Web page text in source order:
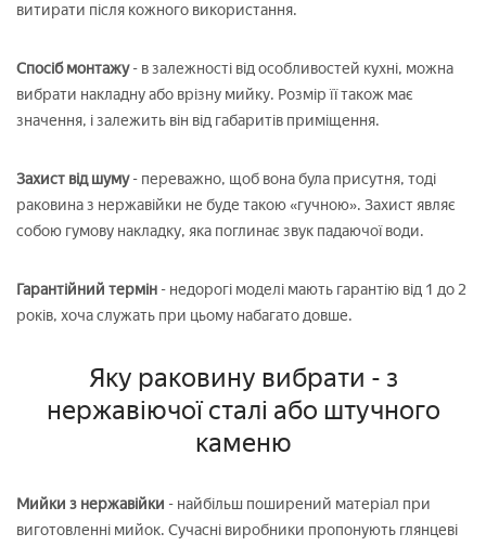
витирати після кожного використання.
Спосіб монтажу- в залежності від особливостей кухні, можна
вибрати накладну або врізну мийку. Розмір її також має
значення, і залежить він від габаритів приміщення.
Захист від шуму- переважно, щоб вона була присутня, тоді
раковина з нержавійки не буде такою «гучною». Захист являє
собою гумову накладку, яка поглинає звук падаючої води.
Гарантійний термін - недорогі моделі мають гарантію від 1 до 2
років, хоча служать при цьому набагато довше.
Яку раковину вибрати - з
нержавіючої сталі або штучного
каменю
Мийки з нержавійки - найбільш поширений матеріал при
виготовленні мийок. Сучасні виробники пропонують глянцеві